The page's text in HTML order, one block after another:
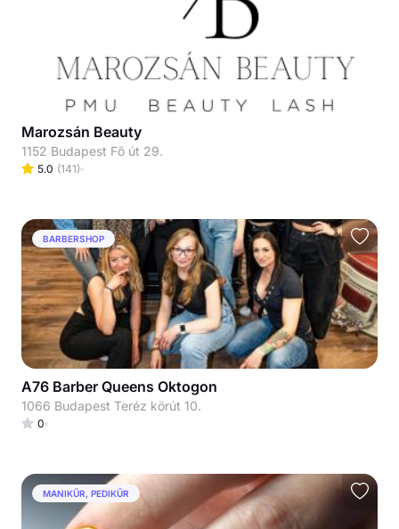
Marozsán Beauty
1152 Budapest Fő út 29.
5.0 (141)
BARBERSHOP
A76 Barber Queens Oktogon
1066 Budapest Teréz körút 10.
0
MANIKŰR, PEDIKŰR